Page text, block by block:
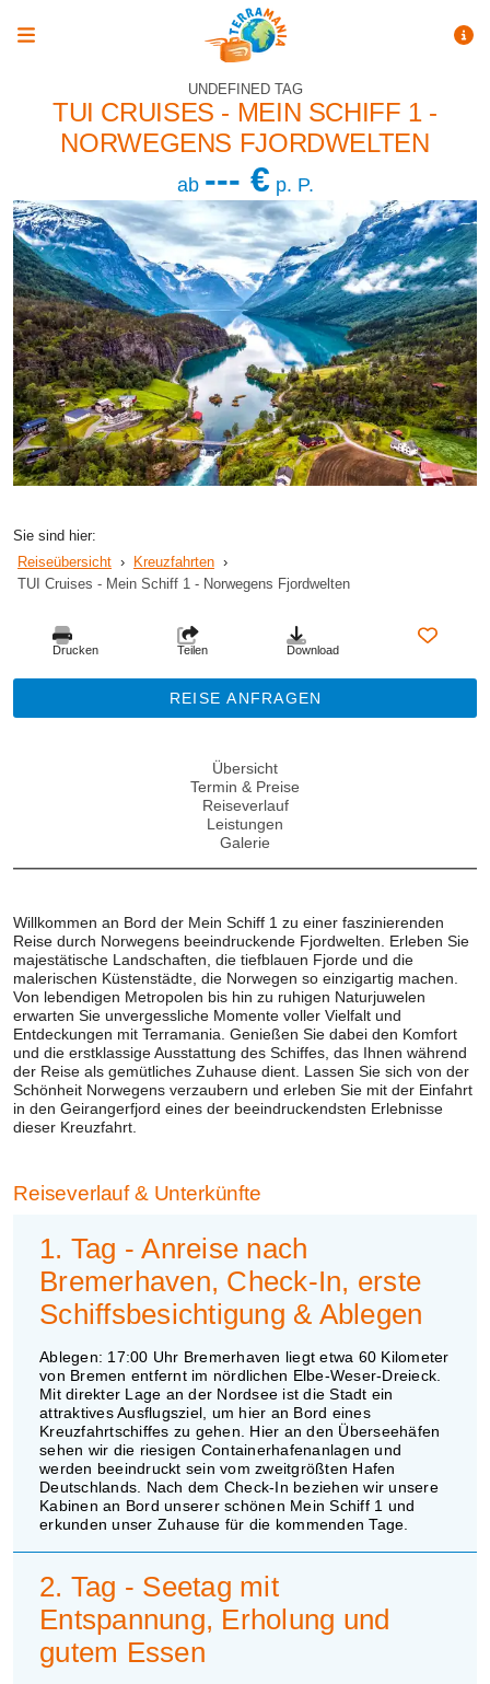
UNDEFINED TAG
TUI CRUISES - MEIN SCHIFF 1 -
NORWEGENS FJORDWELTEN
ab --- €p. P.
Sie sind hier:
Reiseübersicht › Kreuzfahrten ›
TUI Cruises - Mein Schiff 1 - Norwegens Fjordwelten
Drucken Teilen Download
Übersicht
Termin & Preise
Reiseverlauf
Leistungen
Galerie
REISE ANFRAGEN
Willkommen an Bord der Mein Schiff 1 zu einer faszinierenden
Reise durch Norwegens beeindruckende Fjordwelten. Erleben Sie
majestätische Landschaften, die tiefblauen Fjorde und die
malerischen Küstenstädte, die Norwegen so einzigartig machen.
Von lebendigen Metropolen bis hin zu ruhigen Naturjuwelen
erwarten Sie unvergessliche Momente voller Vielfalt und
Entdeckungen mit Terramania. Genießen Sie dabei den Komfort
und die erstklassige Ausstattung des Schiffes, das Ihnen während
der Reise als gemütliches Zuhause dient. Lassen Sie sich von der
Schönheit Norwegens verzaubern und erleben Sie mit der Einfahrt
in den Geirangerfjord eines der beeindruckendsten Erlebnisse
dieser Kreuzfahrt.
Reiseverlauf& Unterkünfte
1. Tag - Anreise nach
Bremerhaven, Check-In, erste
Schiffsbesichtigung & Ablegen
Ablegen: 17:00 Uhr Bremerhaven liegt etwa 60 Kilometer
von Bremen entfernt im nördlichen Elbe-Weser-Dreieck.
Mit direkter Lage an der Nordsee ist die Stadt ein
attraktives Ausflugsziel, um hier an Bord eines
Kreuzfahrtschiffes zu gehen. Hier an den Überseehäfen
sehen wir die riesigen Containerhafenanlagen und
werden beeindruckt sein vom zweitgrößten Hafen
Deutschlands. Nach dem Check-In beziehen wir unsere
Kabinen an Bord unserer schönen Mein Schiff 1 und
erkunden unser Zuhause für die kommenden Tage.
2. Tag - Seetag mit
Entspannung, Erholung und
gutem Essen